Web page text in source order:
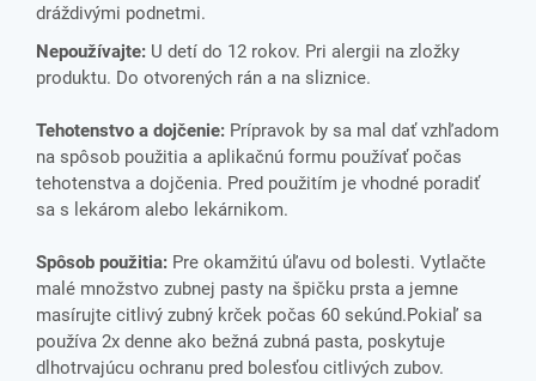
dráždivými podnetmi.
Nepoužívajte: U detí do 12 rokov. Pri alergii na zložky
produktu. Do otvorených rán a na sliznice.
Tehotenstvo a dojčenie: Prípravok by sa mal dať vzhľadom
na spôsob použitia a aplikačnú formu používať počas
tehotenstva a dojčenia. Pred použitím je vhodné poradiť
sa s lekárom alebo lekárnikom.
Spôsob použitia: Pre okamžitú úľavu od bolesti. Vytlačte
malé množstvo zubnej pasty na špičku prsta a jemne
masírujte citlivý zubný krček počas 60 sekúnd.Pokiaľ sa
používa 2x denne ako bežná zubná pasta, poskytuje
dlhotrvajúcu ochranu pred bolesťou citlivých zubov.